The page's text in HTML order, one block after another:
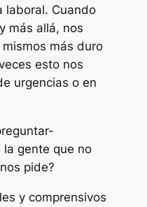
laboral. Cuando
más allá, nos
más duro
esto nos
urgencias o en
gente que no
pide?
y comprensivos